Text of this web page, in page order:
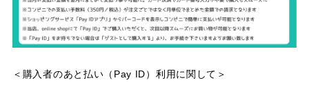
＜購入者のあと払い（Pay ID）利用に関して＞